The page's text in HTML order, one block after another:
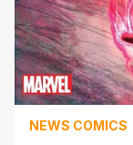
NEWS COMICS